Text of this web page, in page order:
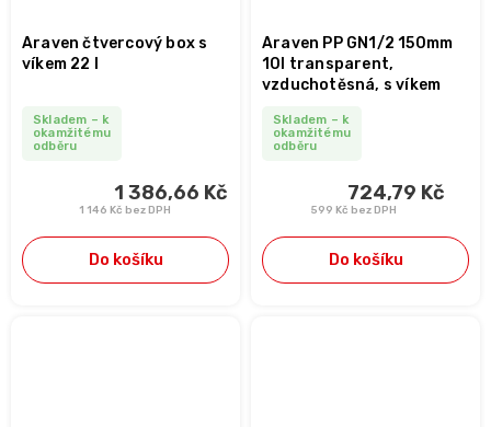
Araven čtvercový box s
víkem 22 l
Skladem – k
okamžitému
odběru
1 146 Kč bez DPH
1 386,66 Kč
Do košíku
Araven PP GN1/2 150mm
10l transparent,
vzduchotěsná, s víkem
Skladem – k
okamžitému
odběru
599 Kč bez DPH
724,79 Kč
Do košíku